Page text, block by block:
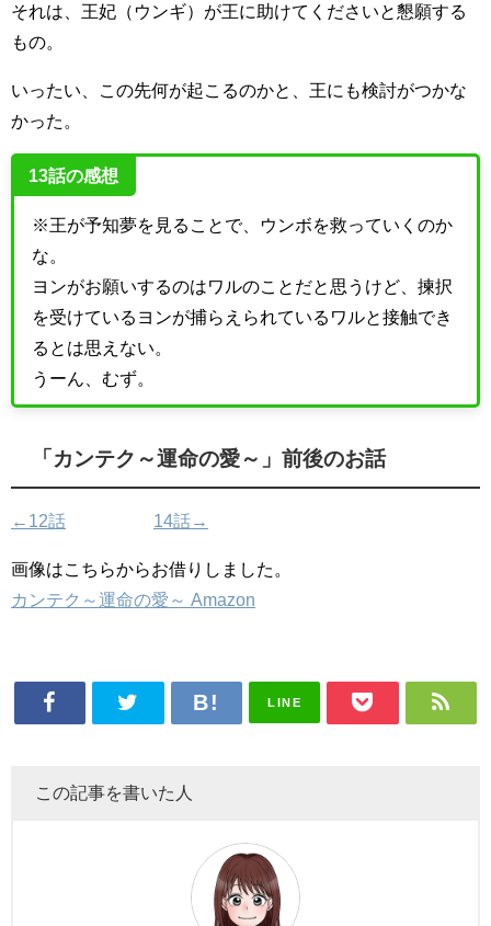
それは、王妃（ウンギ）が王に助けてくださいと懇願する
もの。
いったい、この先何が起こるのかと、王にも検討がつかな
かった。
13話の感想
※王が予知夢を見ることで、ウンボを救っていくのか
な。
ヨンがお願いするのはワルのことだと思うけど、揀択
を受けているヨンが捕らえられているワルと接触でき
るとは思えない。
うーん、むず。
「カンテク～運命の愛～」前後のお話
←12話 14話→
画像はこちらからお借りしました。
カンテク～運命の愛～ Amazon
LINE
この記事を書いた人